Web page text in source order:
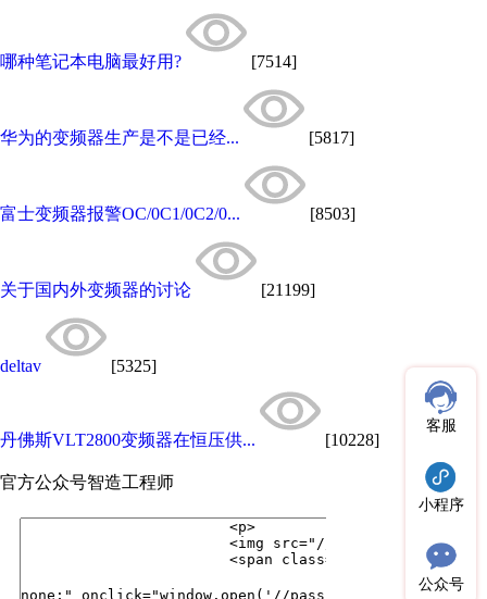
哪种笔记本电脑最好用? [7514]
华为的变频器生产是不是已经... [5817]
富士变频器报警OC/0C1/0C2/0... [8503]
关于国内外变频器的讨论 [21199]
deltav [5325]
丹佛斯VLT2800变频器在恒压供... [10228]
官方公众号智造工程师
客服
小程序
公众号